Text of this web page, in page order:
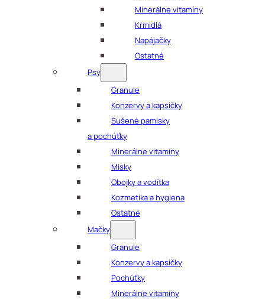
Minerálne vitamíny
Kŕmidlá
Napájačky
Ostatné
Psy
Granule
Konzervy a kapsičky
Sušené pamlsky
a pochúťky
Minerálne vitamíny
Misky
Obojky a vodítka
Kozmetika a hygiena
Ostatné
Mačky
Granule
Konzervy a kapsičky
Pochúťky
Minerálne vitamíny